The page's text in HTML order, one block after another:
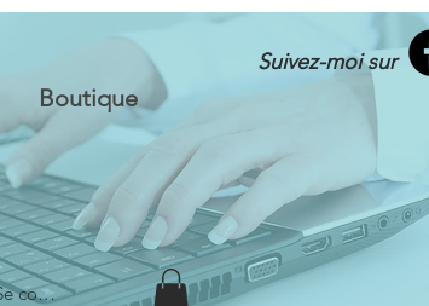
Boutique
connecter
Suivez-moi sur